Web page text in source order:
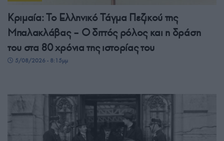
Κριμαία: Το Ελληνικό Τάγμα Πεζικού της
Μπαλακλάβας – Ο διττός ρόλος και η δράση
του στα 80 χρόνια της ιστορίας του
5/08/2026 - 8:15μμ